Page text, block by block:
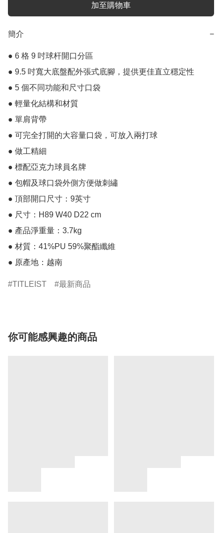
加至購物車
簡介 −
● 6 格 9 吋球杆開口分區
● 9.5 吋寬大底盤配外張式底腳，提供更佳直立穩定性
● 5 個不同功能和尺寸口袋
● 輕量化結構和材質
● 單肩背帶
● 可完全打開的大容量口袋，可放入兩打球
● 做工精細
● 標配亞克力球員名牌
● 包帽及球口袋外側方便做刺繡
● 頂部開口尺寸：9英寸
● 尺寸：H89 W40 D22 cm
● 產品淨重量：3.7kg
● 材質：41%PU 59%聚酯纖維
● 原產地：越南
TITLEIST 最新商品
你可能感興趣的商品